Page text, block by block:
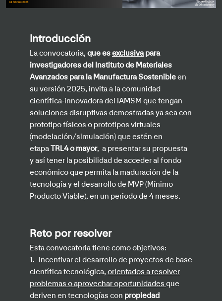
Introducción
La convocatoria, que esexclusivapara
investigadores del Instituto de Materiales
Avanzados para la Manufactura Sostenibleen
su versión 2025, invita a la comunidad
científica-innovadora del IAMSM que tengan
soluciones disruptivas demostradas ya sea con
prototipo físicos o prototipos virtuales
(modelación/simulación) que estén en
etapa TRL4 o mayor, a presentar su propuesta
y así tener la posibilidad de acceder al fondo
económico que permita la maduración de la
tecnología y el desarrollo de MVP (Mínimo
Producto Viable), en un periodo de 4 meses.
Reto por resolver
Esta convocatoria tiene como objetivos:
1.
Incentivar el desarrollo de proyectos de base
científica tecnológica, orientados a resolver
problemas o aprovechar oportunidades que
deriven en tecnologías con propiedad